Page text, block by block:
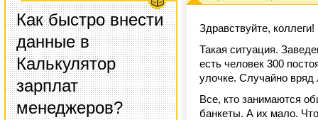
Как быстро внести
данные в
Калькулятор
зарплат
менеджеров?
Здравствуйте, коллеги!
Такая ситуация.
есть человек 300
улочке. Случайно вряд
Все, кто занимаются
банкеты. А их мало.